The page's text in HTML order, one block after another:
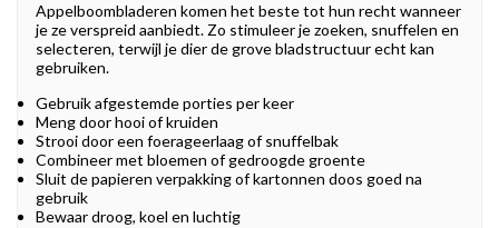
Appelboombladeren komen het beste tot hun recht wanneer
je ze verspreid aanbiedt. Zo stimuleer je zoeken, snuffelen en
selecteren, terwijl je dier de grove bladstructuur echt kan
gebruiken.
Gebruik afgestemde porties per keer
Meng door hooi of kruiden
Strooi door een foerageerlaag of snuffelbak
Combineer met bloemen of gedroogde groente
Sluit de papieren verpakking of kartonnen doos goed na
gebruik
Bewaar droog, koel en luchtig